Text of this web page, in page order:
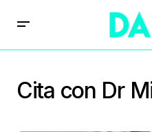
Cita con Dr